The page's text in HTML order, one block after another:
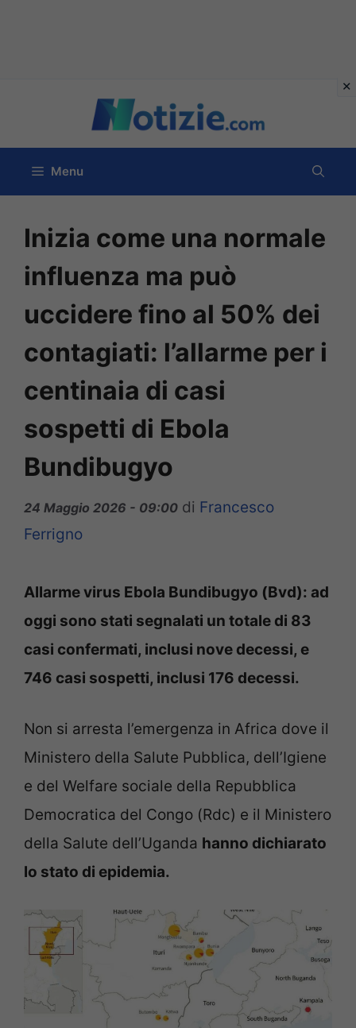
contenuto
Menu
Inizia come una normale
influenza ma può
uccidere fino al 50% dei
contagiati: l’allarme per i
centinaia di casi
sospetti di Ebola
Bundibugyo
24 Maggio 2026 - 09:00 di Francesco
Ferrigno
Allarme virus Ebola Bundibugyo (Bvd): ad
oggi sono stati segnalati un totale di 83
casi confermati, inclusi nove decessi, e
746 casi sospetti, inclusi 176 decessi.
Non si arresta l’emergenza in Africa dove il
Ministero della Salute Pubblica, dell’Igiene
e del Welfare sociale della Repubblica
Democratica del Congo (Rdc) e il Ministero
della Salute dell’Uganda hanno dichiarato
lo stato di epidemia.